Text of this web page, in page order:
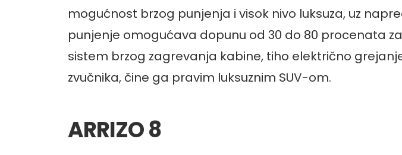
mogućnost brzog punjenja i visok nivo luksuza, uz
punjenje omogućava dopunu od 30 do 80 procenata
sistem brzog zagrevanja kabine, tiho električno
zvučnika, čine ga pravim luksuznim SUV-om.
ARRIZO 8